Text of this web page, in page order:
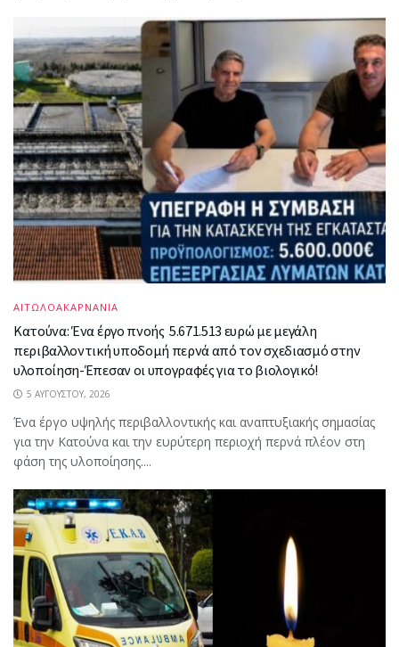
ΑΙΤΩΛΟΑΚΑΡΝΑΝΙΑ
Κατούνα: Ένα έργο πνοής 5.671.513 ευρώ με μεγάλη
περιβαλλοντική υποδομή περνά από τον σχεδιασμό στην
υλοποίηση-Έπεσαν οι υπογραφές για το βιολογικό!
5 ΑΥΓΟΎΣΤΟΥ, 2026
Ένα έργο υψηλής περιβαλλοντικής και αναπτυξιακής σημασίας
για την Κατούνα και την ευρύτερη περιοχή περνά πλέον στη
φάση της υλοποίησης....